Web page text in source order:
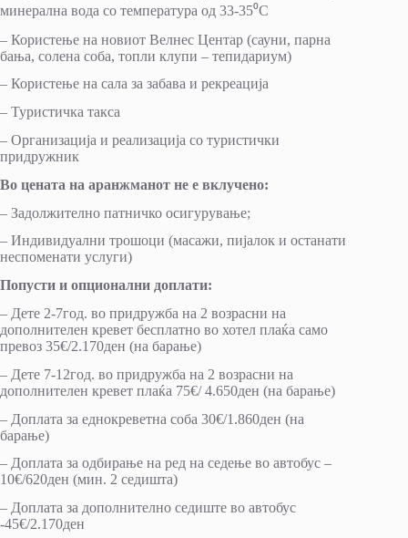
минерална вода со температура од 33-35⁰C
– Користење на новиот Велнес Центар (сауни, парна
бања, солена соба, топли клупи – тепидариум)
– Користење на сала за забава и рекреација
– Туристичка такса
– Организација и реализација со туристички
придружник
Во цената на аранжманот не е вклучено:
– Задолжително патничко осигурување;
– Индивидуални трошоци (масажи, пијалок и останати
неспоменати услуги)
Попусти и опционални доплати:
– Дете 2-7год. во придружба на 2 возрасни на
дополнителен кревет бесплатно во хотел плаќа само
превоз 35€/2.170ден (на барање)
– Дете 7-12год. во придружба на 2 возрасни на
дополнителен кревет плаќа 75€/ 4.650ден (на барање)
– Доплата за еднокреветна соба 30€/1.860ден (на
барање)
– Доплата за одбирање на ред на седење во автобус –
10€/620ден (мин. 2 седишта)
– Доплата за дополнително седиште во автобус
-45€/2.170ден